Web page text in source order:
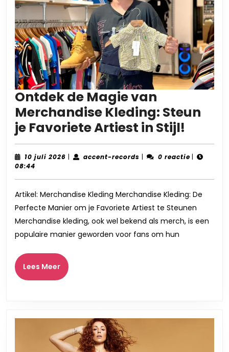
Ontdek de Magie van
Merchandise Kleding: Steun
je Favoriete Artiest in Stijl!
de
Magie
Steun
10 juli 2026 10| accent-records accent-
| 0 reactie |
08:44
Artikel: Merchandise Kleding Merchandise Kleding: De
Perfecte Manier om je Favoriete Artiest te Steunen
Merchandise kleding, ook wel bekend als merch, is een
populaire manier geworden voor fans om hun
Lees MeerLees
Meer